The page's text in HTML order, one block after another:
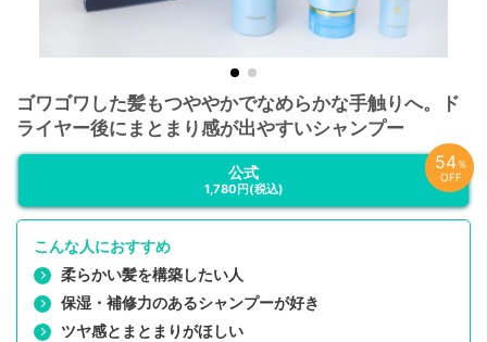
ゴワゴワした髪もつややかでなめらかな手触りへ。ド
ライヤー後にまとまり感が出やすいシャンプー
公式
1,780円(税込)
54％
OFF
こんな人におすすめ
柔らかい髪を構築したい人
保湿・補修力のあるシャンプーが好き
ツヤ感とまとまりがほしい